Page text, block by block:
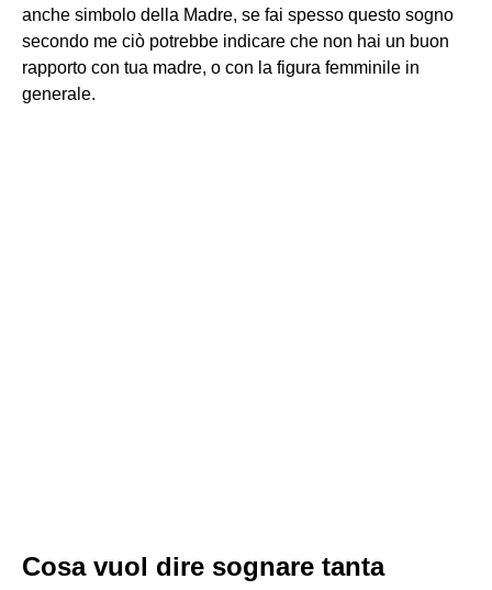
anche simbolo della Madre, se fai spesso questo sogno
secondo me ciò potrebbe indicare che non hai un buon
rapporto con tua madre, o con la figura femminile in
generale.
Cosa vuol dire sognare tanta